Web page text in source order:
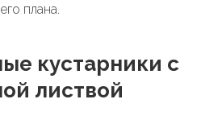
плана.
кустарники с
листвой